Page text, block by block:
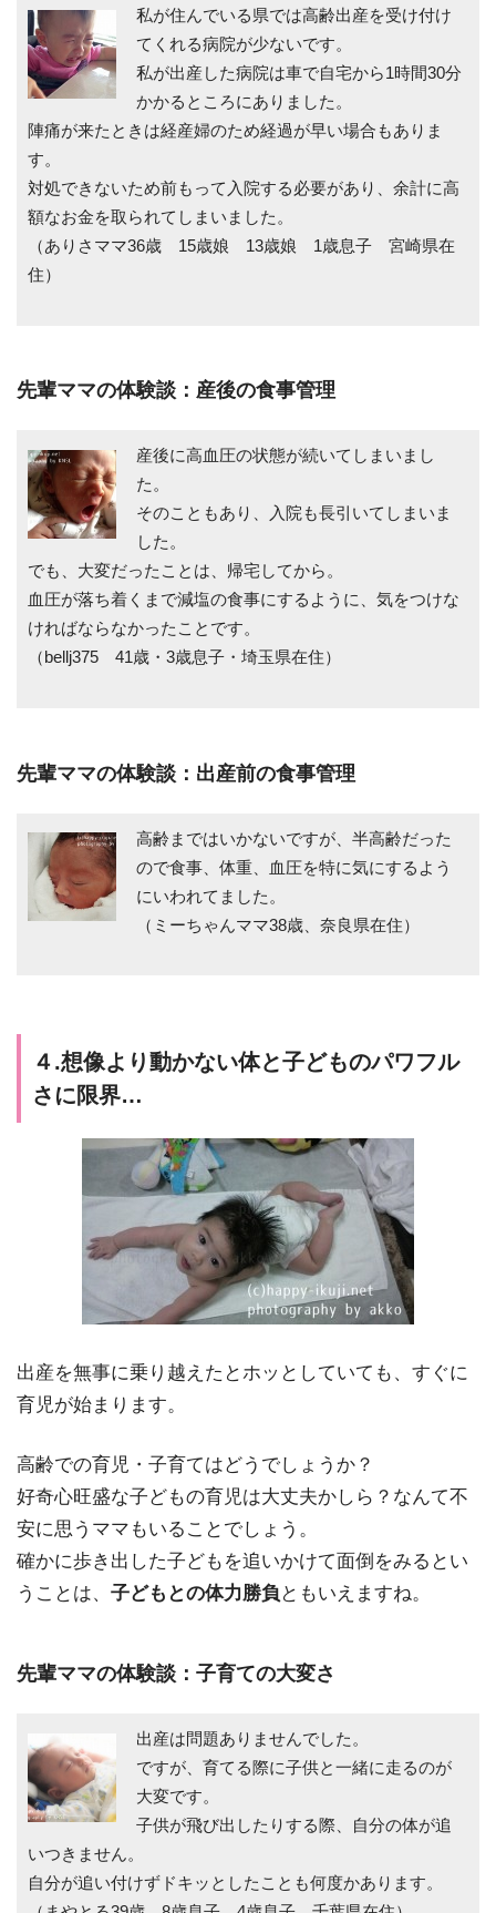
私が住んでいる県では高齢出産を受け付け
てくれる病院が少ないです。
私が出産した病院は車で自宅から1時間30分
かかるところにありました。
陣痛が来たときは経産婦のため経過が早い場合もありま
す。
対処できないため前もって入院する必要があり、余計に高
額なお金を取られてしまいました。
（ありさママ36歳 15歳娘 13歳娘 1歳息子 宮崎県在
住）
先輩ママの体験談：産後の食事管理
産後に高血圧の状態が続いてしまいまし
た。
そのこともあり、入院も長引いてしまいま
した。
でも、大変だったことは、帰宅してから。
血圧が落ち着くまで減塩の食事にするように、気をつけな
ければならなかったことです。
（bellj375 41歳・3歳息子・埼玉県在住）
先輩ママの体験談：出産前の食事管理
高齢まではいかないですが、半高齢だった
ので食事、体重、血圧を特に気にするよう
にいわれてました。
（ミーちゃんママ38歳、奈良県在住）
４.想像より動かない体と子どものパワフル
さに限界…
出産を無事に乗り越えたとホッとしていても、すぐに
育児が始まります。
高齢での育児・子育てはどうでしょうか？
好奇心旺盛な子どもの育児は大丈夫かしら？なんて不
安に思うママもいることでしょう。
確かに歩き出した子どもを追いかけて面倒をみるとい
うことは、 子どもとの体力勝負 ともいえますね。
先輩ママの体験談：子育ての大変さ
出産は問題ありませんでした。
ですが、育てる際に子供と一緒に走るのが
大変です。
子供が飛び出したりする際、自分の体が追
いつきません。
自分が追い付けずドキッとしたことも何度かあります。